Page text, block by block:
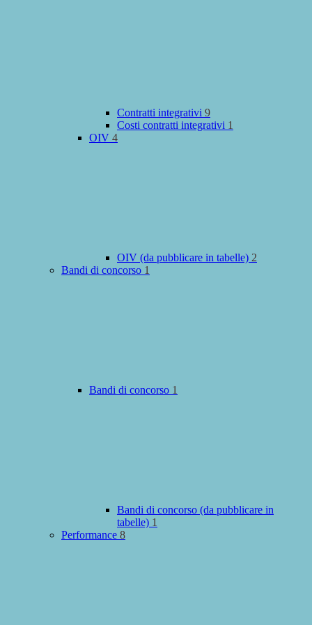
Contratti integrativi 9
Costi contratti integrativi 1
OIV 4
OIV (da pubblicare in tabelle) 2
Bandi di concorso 1
Bandi di concorso 1
Bandi di concorso (da pubblicare in
tabelle) 1
Performance 8